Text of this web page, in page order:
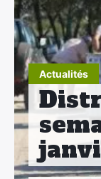
Actualités
Elections
Etat Civil
Autres
Contact